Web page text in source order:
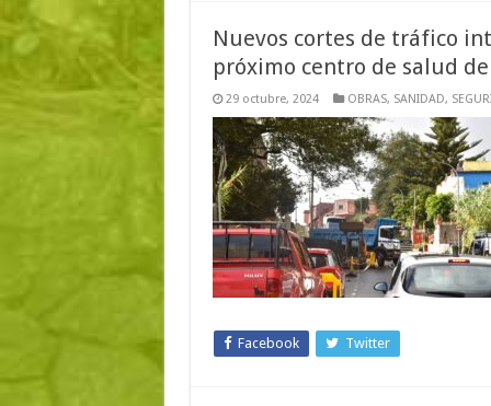
Nuevos cortes de tráfico
próximo centro de salud de
29 octubre, 2024 OBRAS, SANIDAD,
Facebook Twitter